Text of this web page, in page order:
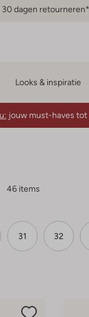
30 dagen retourneren*
Looks & inspiratie
jouw must-haves tot
46 items
31 32